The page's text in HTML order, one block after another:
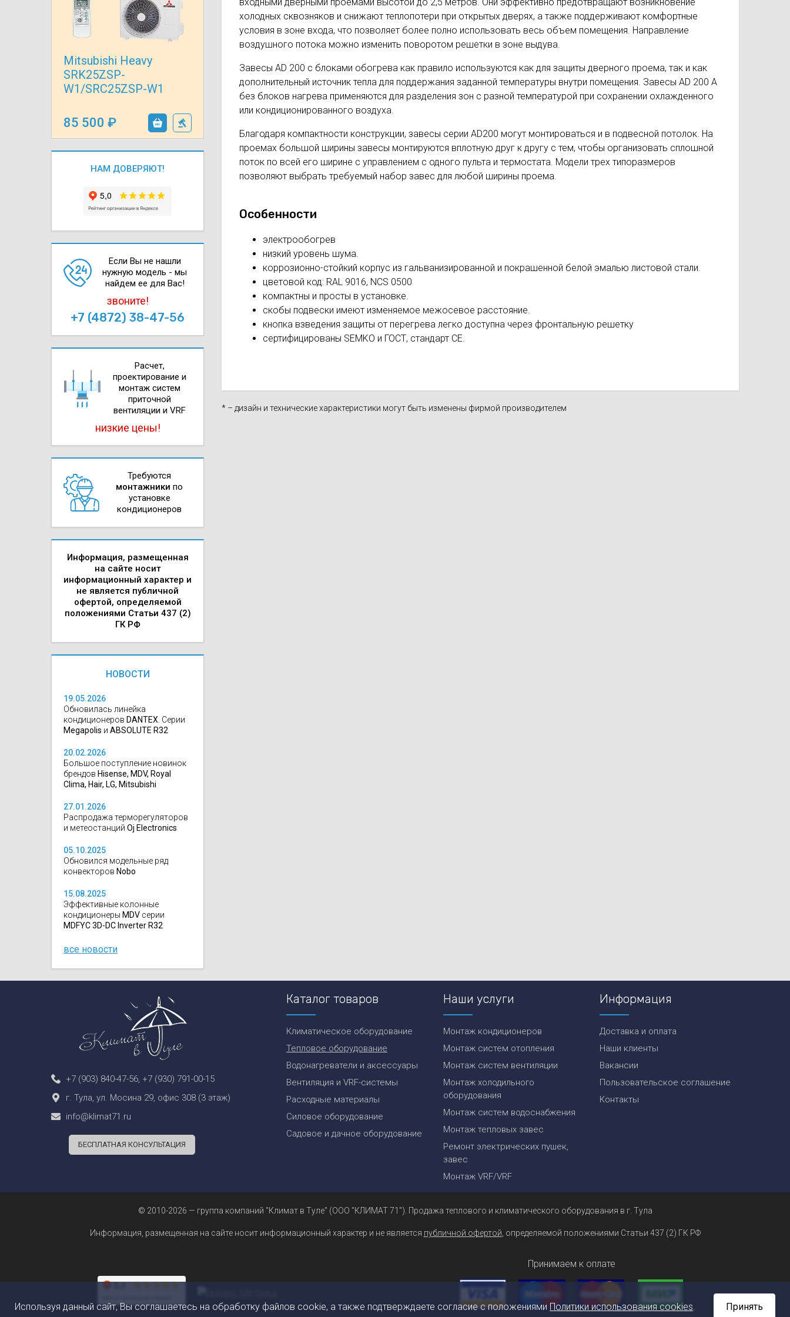
Mitsubishi Heavy
SRK25ZSP-
W1/SRC25ZSP-W1
85 500
НАМ ДОВЕРЯЮТ!
Если Вы не нашли
нужную модель - мы
найдем ее для Вас!
звоните!
+7 (4872) 38-47-56
Расчет,
проектирова­ние и
монтаж систем
приточной
вентиляции и VRF
низкие цены!
Требуются
монтажники по
установке
кондиционеров
Информация, размещенная
на сайте носит
информационный характер и
не является публичной
офертой, определяемой
положениями Статьи 437 (2)
ГК РФ
НОВОСТИ
19.05.2026
Обновилась линейка
кондиционеров DANTEX. Серии
Megapolis и ABSOLUTE R32
20.02.2026
Большое поступление новинок
брендов Hisense, MDV, Royal
Clima, Hair, LG, Mitsubishi
27.01.2026
Распродажа терморегуляторов
и метеостанций Oj Electronics
05.10.2025
Обновился модельные ряд
конвекторов Nobo
15.08.2025
Эффективные колонные
кондиционеры MDV серии
MDFYC 3D-DC Inverter R32
все новости
холодных сквозняков и снижают теплопотери при открытых дверях, а также поддерживают комфортные
условия в зоне входа, что позволяет более полно использовать весь объем помещения. Направление
воздушного потока можно изменить поворотом решетки в зоне выдува.
Завесы AD 200 с блоками обогрева как правило используются как для защиты дверного проема, так и как
дополнительный источник тепла для поддержания заданной температуры внутри помещения. Завесы AD 200 A
без блоков нагрева применяются для разделения зон с разной температурой при сохранении охлажденного
или кондиционированного воздуха.
Благодаря компактности конструкции, завесы серии AD200 могут монтироваться и в подвесной потолок. На
проемах большой ширины завесы монтируются вплотную друг к другу с тем, чтобы организовать сплошной
поток по всей его ширине с управлением с одного пульта и термостата. Модели трех типоразмеров
позволяют выбрать требуемый набор завес для любой ширины проема.
Особенности
электрообогрев
низкий уровень шума.
коррозионно-стойкий корпус из гальванизированной и покрашенной белой эмалью листовой стали.
цветовой код: RAL 9016, NCS 0500
компактны и просты в установке.
скобы подвески имеют изменяемое межосевое расстояние.
кнопка взведения защиты от перегрева легко доступна через фронтальную решетку
сертифицированы SEMKO и ГОСТ, стандарт CE.
* – дизайн и технические характеристики могут быть изменены фирмой производителем
+7 (903) 840-47-56, +7 (930) 791-00-15
г. Тула, ул. Мосина 29, офис 308 (3 этаж)
info@klimat71.ru
БЕСПЛАТНАЯ КОНСУЛЬТАЦИЯ
Каталог товаров
Климатическое оборудование
Тепловое оборудование
Водонагреватели и аксессуары
Вентиляция и VRF-системы
Расходные материалы
Силовое оборудование
Садовое и дачное оборудование
Наши услуги
Монтаж кондиционеров
Монтаж систем отопления
Монтаж систем вентиляции
Монтаж холодильного
оборудования
Монтаж систем водоснабжения
Монтаж тепловых завес
Ремонт электрических пушек,
завес
Монтаж VRF/VRF
Информация
Доставка и оплата
Наши клиенты
Вакансии
Пользовательское соглашение
Контакты
© 2010-2026 — группа компаний "Климат в Туле" (ООО "КЛИМАТ 71"). Продажа теплового и климатического оборудования в г. Тула
Информация, размещенная на сайте носит информационный характер и не является публичной офертой, определяемой положениями Статьи 437 (2) ГК РФ
Принимаем к оплате
Осушители воздуха
Wi-Fi модуля для кондиционеров
Cхема 12 (FN-S) - для фанкойла
отработанном масле
Используя данный сайт, Вы соглашаетесь на обработку файлов cookie, а также подтверждаете согласие с положениямиПолитики использования cookies. Принять